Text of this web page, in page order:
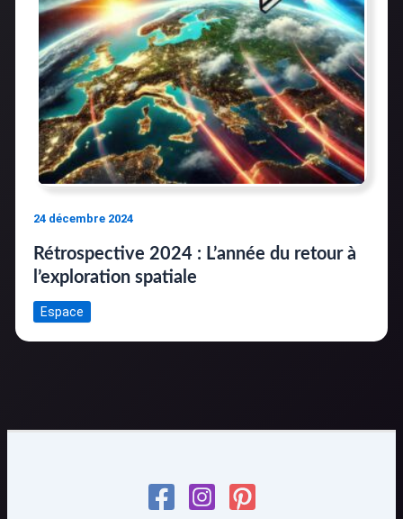
24 décembre 2024
Rétrospective 2024 : L’année du retour à
l’exploration spatiale
Espace